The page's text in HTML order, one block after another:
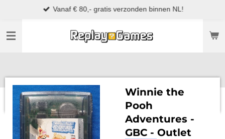
naar
Vanaf € 80,- gratis verzonden binnen NL!
Winnie the
Pooh
Adventures -
GBC - Outlet